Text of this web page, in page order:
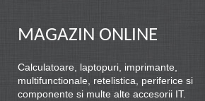
MAGAZIN ONLINE
Calculatoare, laptopuri, imprimante,
multifunctionale, retelistica, periferice si
componente si multe alte accesorii IT.